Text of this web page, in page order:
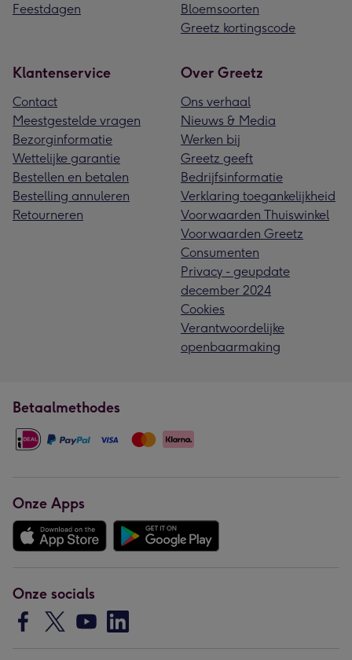
Feestdagen
Bloemsoorten
Greetz kortingscode
Klantenservice
Contact
Meestgestelde vragen
Bezorginformatie
Wettelijke garantie
Bestellen en betalen
Bestelling annuleren
Retourneren
Over Greetz
Ons verhaal
Nieuws & Media
Werken bij
Greetz geeft
Bedrijfsinformatie
Verklaring toegankelijkheid
Voorwaarden Thuiswinkel
Voorwaarden Greetz
Consumenten
Privacy - geupdate
december 2024
Cookies
Verantwoordelijke
openbaarmaking
Betaalmethodes
Onze Apps
Onze socials